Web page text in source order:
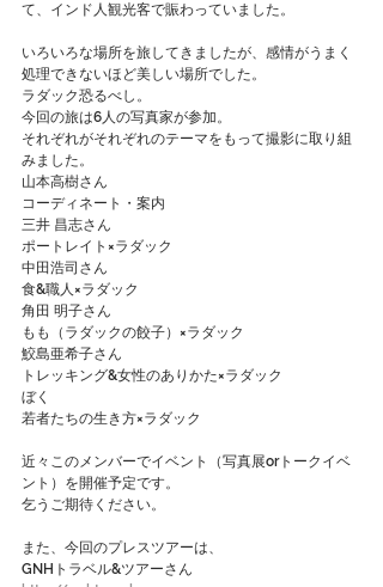
て、インド人観光客で賑わっていました。
いろいろな場所を旅してきましたが、感情がうまく
処理できないほど美しい場所でした。
ラダック恐るべし。
今回の旅は6人の写真家が参加。
それぞれがそれぞれのテーマをもって撮影に取り組
みました。
山本高樹さん
コーディネート・案内
三井 昌志さん
ポートレイト×ラダック
中田浩司さん
食&職人×ラダック
角田 明子さん
もも（ラダックの餃子）×ラダック
鮫島亜希子さん
トレッキング&女性のありかた×ラダック
ぼく
若者たちの生き方×ラダック
近々このメンバーでイベント（写真展orトークイベ
ント）を開催予定です。
乞うご期待ください。
また、今回のプレスツアーは、
GNHトラベル&ツアーさん